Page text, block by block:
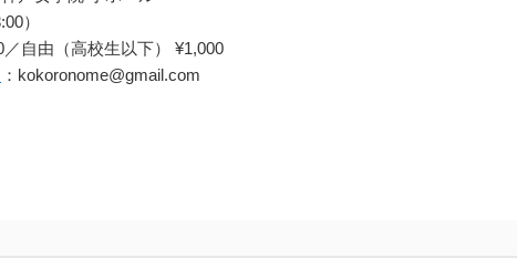
）
由（高校生以下） ¥1,000
：kokoronome@gmail.com